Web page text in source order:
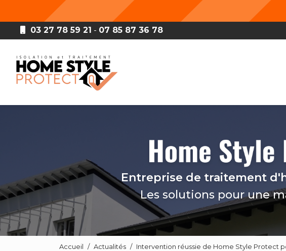
contenu
principal
03 27 78 59 21 - 07 85 87 36 78
Entreprise de traitement
Les solutions pour une
Accueil Actualités Intervention réussie de Home Style Protect